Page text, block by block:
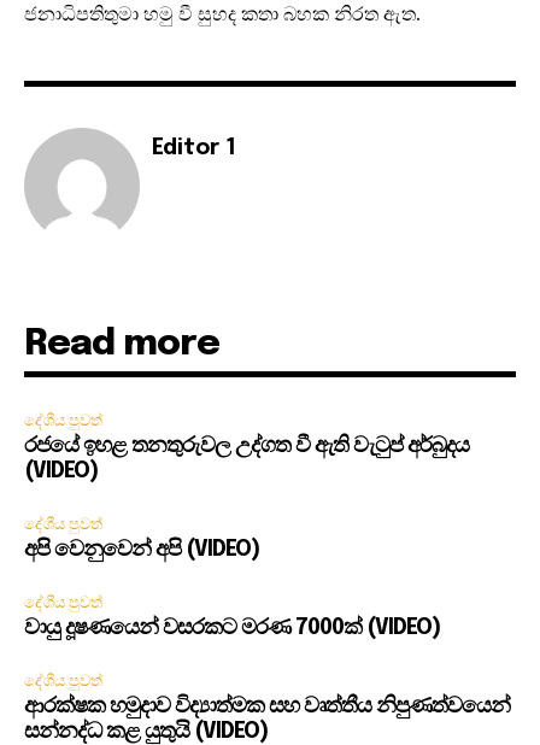
ජනාධිපතිතුමා හමු වී සුහද කතා බහක නිරත ඇත.
Editor 1
Read more
දේශීය පුවත්
රජයේ ඉහළ තනතුරුවල උද්ගත වී ඇති වැටුප් අර්බුදය
(VIDEO)
දේශීය පුවත්
අපි වෙනුවෙන් අපි (VIDEO)
දේශීය පුවත්
වායු දූෂණයෙන් වසරකට මරණ 7000ක් (VIDEO)
දේශීය පුවත්
ආරක්ෂක හමුදාව විද්‍යාත්මක සහ වෘත්තීය නිපුණත්වයෙන්
සන්නද්ධ කළ යුතුයි (VIDEO)